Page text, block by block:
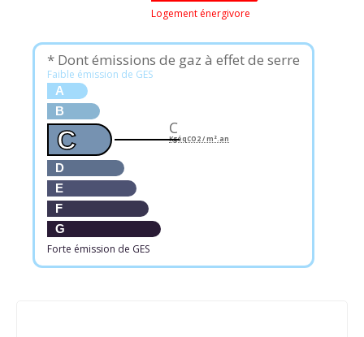
Logement énergivore
* Dont émissions de gaz à effet de serre
Faible émission de GES
A
B
C
D
E
F
G
Forte émission de GES
C
KgéqCO2 / m².an